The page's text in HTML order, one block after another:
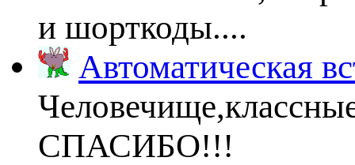
и шорткоды....
Автоматическая
СПАСИБО!!!